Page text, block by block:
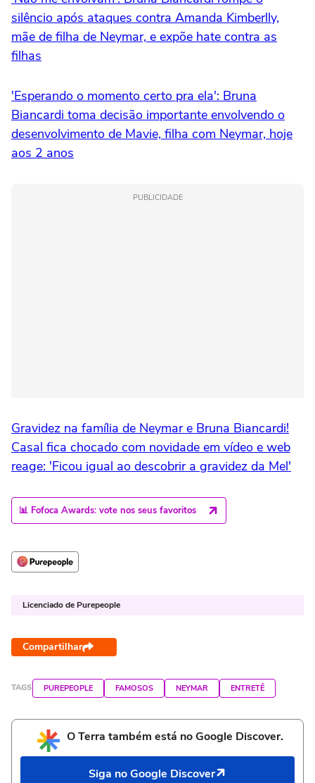
silêncio após ataques contra Amanda Kimberlly,
mãe de filha de Neymar, e expõe hate contra as
filhas
'Esperando o momento certo pra ela': Bruna
Biancardi toma decisão importante envolvendo o
desenvolvimento de Mavie, filha com Neymar, hoje
aos 2 anos
PUBLICIDADE
Gravidez na família de Neymar e Bruna Biancardi!
Casal fica chocado com novidade em vídeo e web
reage: 'Ficou igual ao descobrir a gravidez da Mel'
📊 Fofoca Awards: vote nos seus favoritos
Licenciado de Purepeople
Compartilhar
TAGS PUREPEOPLE FAMOSOS NEYMAR ENTRETÊ
O Terra também está no Google Discover.
Siga no Google Discover